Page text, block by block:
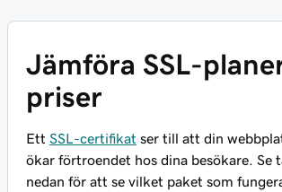
Jämföra SSL-
priser
Ett SSL-certifikat ser till att din
ökar förtroendet hos dina besökare. Se
nedan för att se vilket paket som